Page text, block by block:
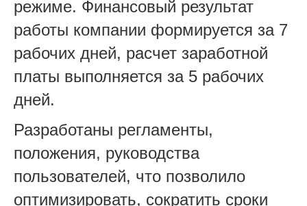
режиме. Финансовый результат
работы компании формируется за 7
рабочих дней, расчет заработной
платы выполняется за 5 рабочих
дней.
Разработаны регламенты,
положения, руководства
пользователей, что позволило
оптимизировать, сократить сроки